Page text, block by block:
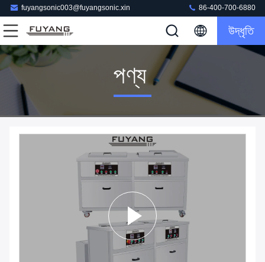
fuyangsonic003@fuyangsonic.xin 86-400-700-6880
উদ্ধৃতি
পণ্য